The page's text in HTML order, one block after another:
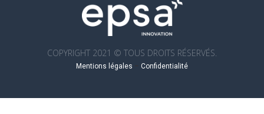
COPYRIGHT 2021 © TOUS DROITS RÉSERVÉS.
Mentions légales – Confidentialité